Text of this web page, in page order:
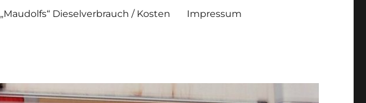
„Maudolfs“ Dieselverbrauch / Kosten Impressum